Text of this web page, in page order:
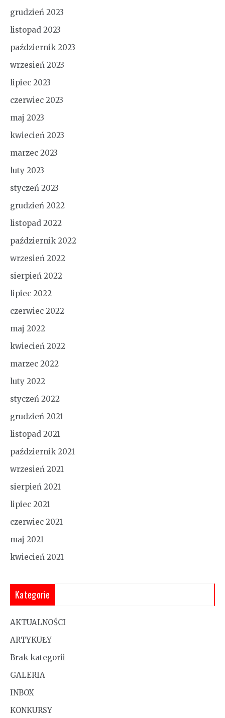
grudzień 2023
listopad 2023
październik 2023
wrzesień 2023
lipiec 2023
czerwiec 2023
maj 2023
kwiecień 2023
marzec 2023
luty 2023
styczeń 2023
grudzień 2022
listopad 2022
październik 2022
wrzesień 2022
sierpień 2022
lipiec 2022
czerwiec 2022
maj 2022
kwiecień 2022
marzec 2022
luty 2022
styczeń 2022
grudzień 2021
listopad 2021
październik 2021
wrzesień 2021
sierpień 2021
lipiec 2021
czerwiec 2021
maj 2021
kwiecień 2021
Kategorie
AKTUALNOŚCI
ARTYKUŁY
Brak kategorii
GALERIA
INBOX
KONKURSY